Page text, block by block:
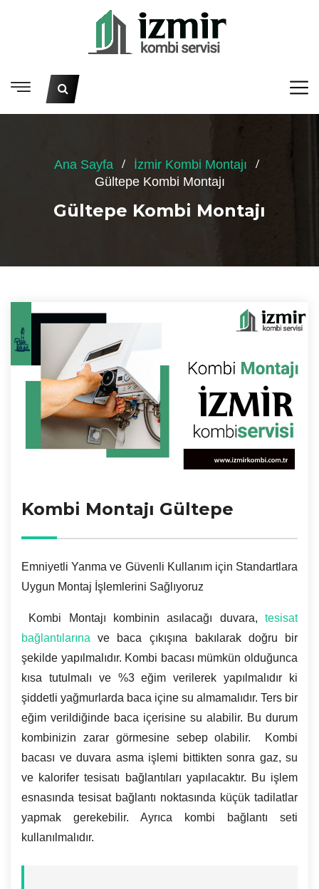
Ana Sayfa
İzmir Kombi Montajı
Gültepe Kombi Montajı
Gültepe Kombi Montajı
Kombi Montajı Gültepe
Emniyetli Yanma ve Güvenli Kullanım için Standartlara
Uygun Montaj İşlemlerini Sağlıyoruz
Kombi Montajı kombinin asılacağı duvara, tesisat
bağlantılarına ve baca çıkışına bakılarak doğru bir
şekilde yapılmalıdır. Kombi bacası mümkün olduğunca
kısa tutulmalı ve %3 eğim verilerek yapılmalıdır ki
şiddetli yağmurlarda baca içine su almamalıdır. Ters bir
eğim verildiğinde baca içerisine su alabilir. Bu durum
kombinizin zarar görmesine sebep olabilir. Kombi
bacası ve duvara asma işlemi bittikten sonra gaz, su
ve kalorifer tesisatı bağlantıları yapılacaktır. Bu işlem
esnasında tesisat bağlantı noktasında küçük tadilatlar
yapmak gerekebilir. Ayrıca kombi bağlantı seti
kullanılmalıdır.